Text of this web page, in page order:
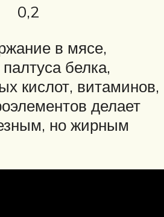
0,2
в мясе,
белка,
кислот, витаминов,
делает
но жирным